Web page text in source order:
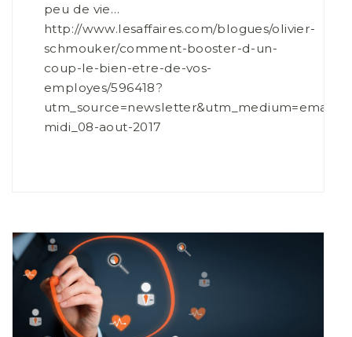
peu de vie…
http://www.lesaffaires.com/blogues/olivier-
schmouker/comment-booster-d-un-
coup-le-bien-etre-de-vos-
employes/596418?
midi_08-aout-2017